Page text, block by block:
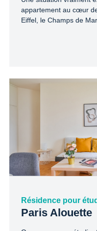
appartement au cœur
Eiffel, le Champs de
Résidence pour
Paris Alouette